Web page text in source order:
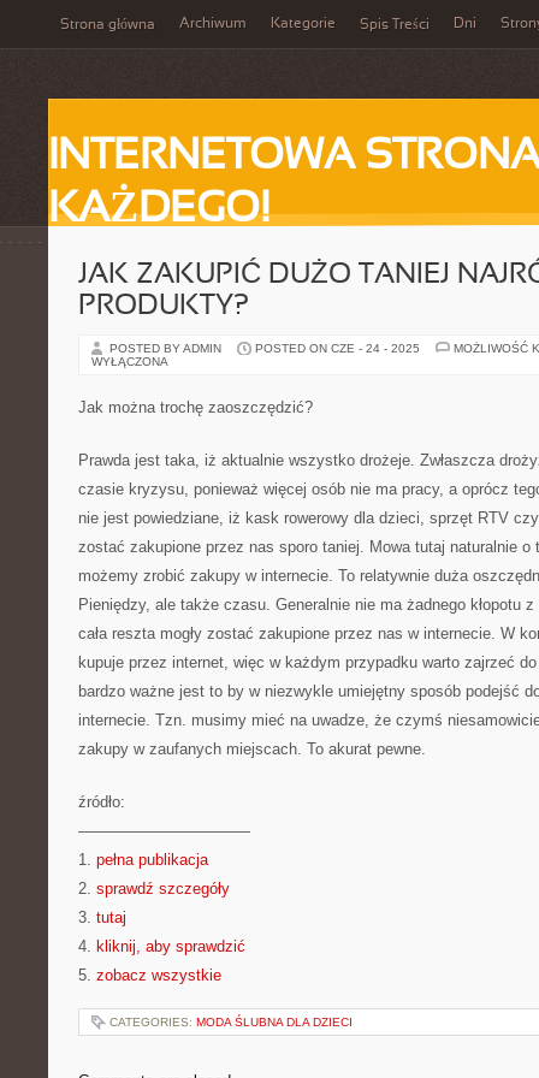
Strona główna Archiwum Kategorie Spis Treści Dni
INTERNETOWA
KAŻDEGO!
JAK ZAKUPIĆ DUŻO TANIEJ
PRODUKTY?
POSTED BY ADMIN POSTED ON CZE - 24 - 2025
MOŻLIWOŚĆ
WYŁĄCZONA
Jak można trochę zaoszczędzić?
Prawda jest taka, iż aktualnie wszystko drożeje. Zwłaszcza
czasie kryzysu, ponieważ więcej osób nie ma pracy, a oprócz
nie jest powiedziane, iż kask rowerowy dla dzieci, sprzęt RTV
zostać zakupione przez nas sporo taniej. Mowa tutaj naturalnie o
możemy zrobić zakupy w internecie. To relatywnie duża
Pieniędzy, ale także czasu. Generalnie nie ma żadnego kłopotu
cała reszta mogły zostać zakupione przez nas w internecie. W
kupuje przez internet, więc w każdym przypadku warto zajrzeć
bardzo ważne jest to by w niezwykle umiejętny sposób podejść
internecie. Tzn. musimy mieć na uwadze, że czymś
zakupy w zaufanych miejscach. To akurat pewne.
źródło:
———————————
1. pełna publikacja
2. sprawdź szczegóły
3. tutaj
4. kliknij, aby sprawdzić
5. zobacz wszystkie
CATEGORIES: MODA ŚLUBNA DLA DZIECI